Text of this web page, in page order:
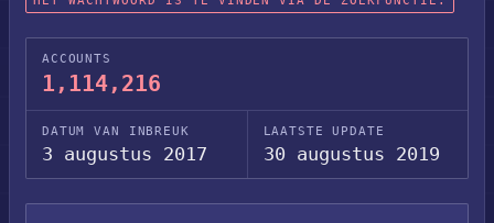
ACCOUNTS
1,114,216
DATUM VAN INBREUK
3 augustus 2017
LAATSTE UPDATE
30 augustus 2019